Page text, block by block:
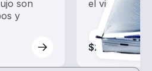
son
y
el viento.
$205-$4,700